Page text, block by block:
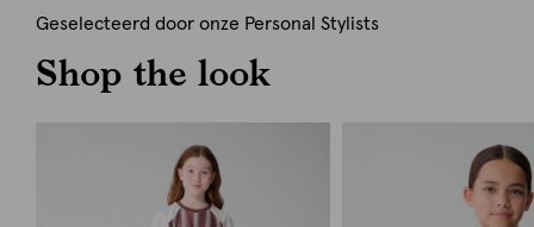
Geselecteerd door onze Personal Stylists
Shop the look